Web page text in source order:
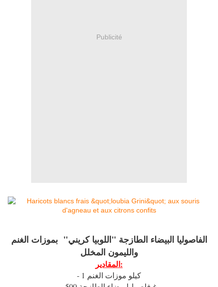
Publicité
الفاصوليا البيضاء الطازجة "اللوبيا كريني" بموزات الغنم
والليمون المخلل
المقادير:
- 1 كيلو موزات الغنم